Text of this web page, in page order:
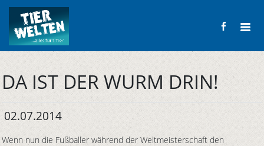
DA IST DER WURM DRIN!
02.07.2014
Wenn nun die Fußballer während der Weltmeisterschaft den